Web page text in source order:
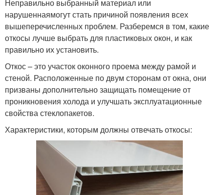
Неправильно выбранный материал или
нарушеннаямогут стать причиной появления всех
вышеперечисленных проблем. Разберемся в том, какие
откосы лучше выбрать для пластиковых окон, и как
правильно их установить.
Откос – это участок оконного проема между рамой и
стеной. Расположенные по двум сторонам от окна, они
призваны дополнительно защищать помещение от
проникновения холода и улучшать эксплуатационные
свойства стеклопакетов.
Характеристики, которым должны отвечать откосы: